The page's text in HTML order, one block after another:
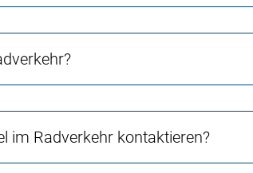
im Radverkehr kontaktieren?